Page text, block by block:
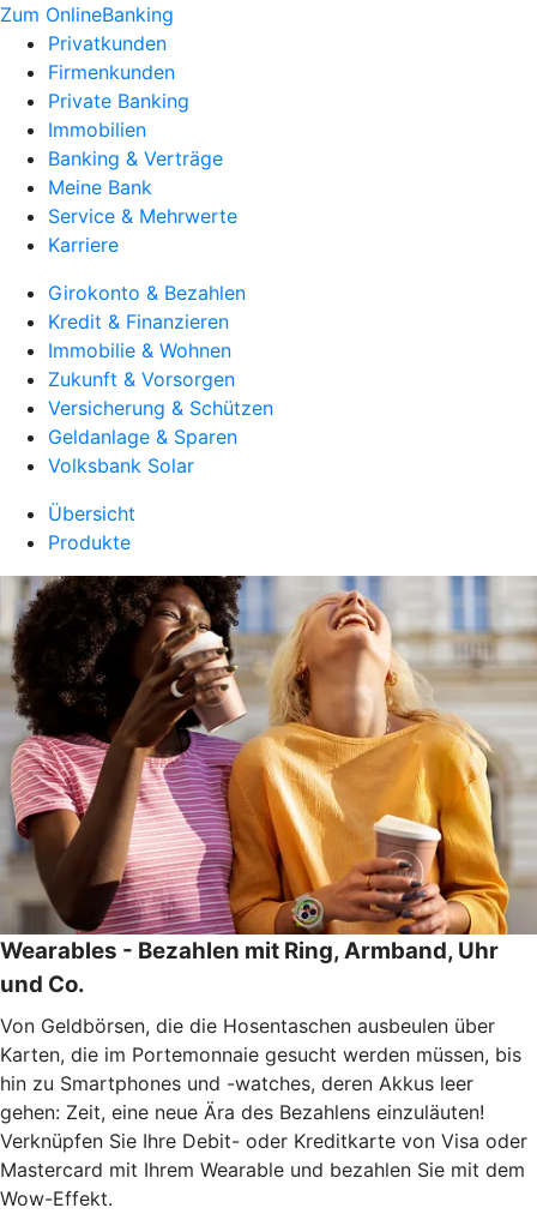
Zum OnlineBanking
Privatkunden
Firmenkunden
Private Banking
Immobilien
Banking & Verträge
Meine Bank
Service & Mehrwerte
Karriere
Girokonto & Bezahlen
Kredit & Finanzieren
Immobilie & Wohnen
Zukunft & Vorsorgen
Versicherung & Schützen
Geldanlage & Sparen
Volksbank Solar
Übersicht
Produkte
Wearables - Bezahlen mit Ring, Armband, Uhr
und Co.
Von Geldbörsen, die die Hosentaschen ausbeulen über
Karten, die im Portemonnaie gesucht werden müssen, bis
hin zu Smartphones und -watches, deren Akkus leer
gehen: Zeit, eine neue Ära des Bezahlens einzuläuten!
Verknüpfen Sie Ihre Debit- oder Kreditkarte von Visa oder
Mastercard mit Ihrem Wearable und bezahlen Sie mit dem
Wow-Effekt.